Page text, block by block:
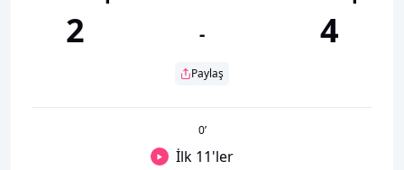
2 -
Paylaş
4
0’
İlk 11'ler